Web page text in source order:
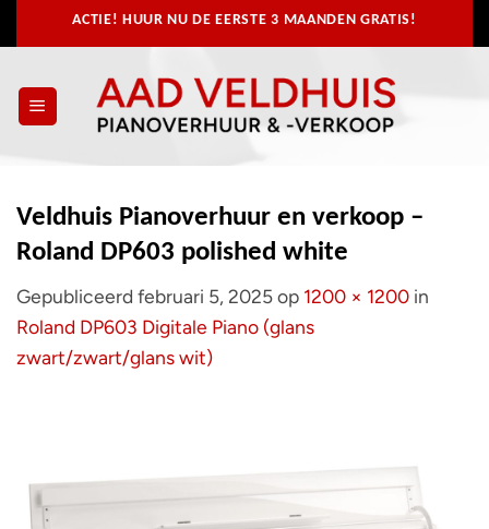
naar
ACTIE! HUUR NU DE EERSTE 3 MAANDEN GRATIS!
Veldhuis Pianoverhuur en verkoop –
Roland DP603 polished white
Gepubliceerd februari 5, 2025op 1200 × 1200 in
Roland DP603 Digitale Piano (glans
zwart/zwart/glans wit)